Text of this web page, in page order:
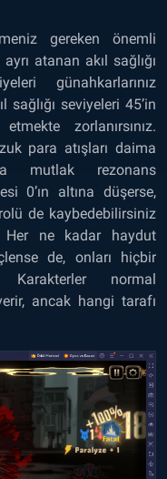
gereken önemli
atanan akıl sağlığı
günahkarlarınız
seviyeleri 45’in
zorlanırsınız.
para atışları daima
mutlak rezonans
0’ın altına düşerse,
de kaybedebilirsiniz
Her ne kadar haydut
de, onları hiçbir
normal
ancak hangi tarafı